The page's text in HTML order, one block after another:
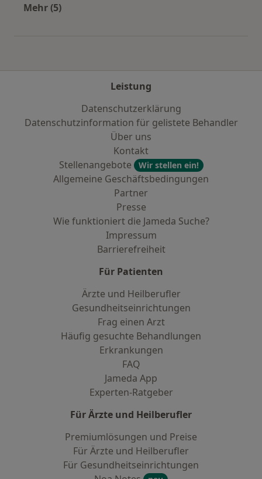
Mehr (5)
Leistung
Datenschutzerklärung
Datenschutzinformation für gelistete Behandler
Über uns
Kontakt
Stellenangebote
Wir stellen ein!
Allgemeine Geschäftsbedingungen
Partner
Presse
Wie funktioniert die Jameda Suche?
Impressum
Barrierefreiheit
Für Patienten
Ärzte und Heilberufler
Gesundheitseinrichtungen
Frag einen Arzt
Häufig gesuchte Behandlungen
Erkrankungen
FAQ
Jameda App
Experten-Ratgeber
Für Ärzte und Heilberufler
Premiumlösungen und Preise
Für Ärzte und Heilberufler
Für Gesundheitseinrichtungen